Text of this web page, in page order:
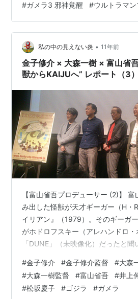
#ガメラ3 邪神覚醒 #ウルトラマン
私の中の見えない炎 • 11年前
金子修介 × 大森一樹 × 富山省吾 トークショー “
獣からKAIJUへ” レポート（3）
【富山省吾プロデューサー (2)】
み出した怪獣が天才ギーガー（H・
イリアン』（1979）。そのギーガ
がホドロフスキー（アレハンドロ
「DUNE」（未映像化）だったと
ごかっただろう。ぼくらの頭の中で
#金子修介 #金子修介監督 #大森
#大森一樹監督 #富山省吾 #井上
#松坂慶子 #ゴジラ #ガメラ